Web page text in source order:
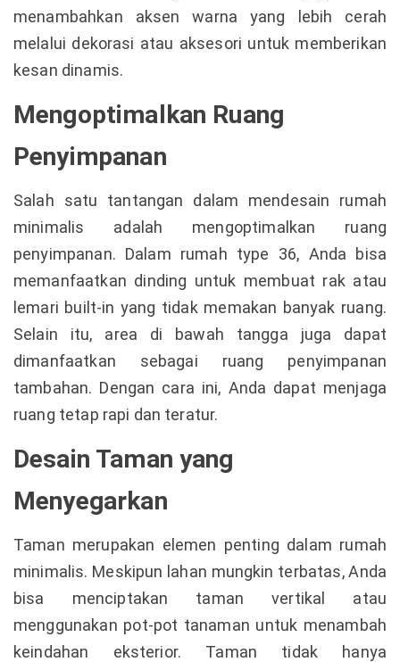
menambahkan aksen warna yang lebih cerah
melalui dekorasi atau aksesori untuk memberikan
kesan dinamis.
Mengoptimalkan Ruang
Penyimpanan
Salah satu tantangan dalam mendesain rumah
minimalis adalah mengoptimalkan ruang
penyimpanan. Dalam rumah type 36, Anda bisa
memanfaatkan dinding untuk membuat rak atau
lemari built-in yang tidak memakan banyak ruang.
Selain itu, area di bawah tangga juga dapat
dimanfaatkan sebagai ruang penyimpanan
tambahan. Dengan cara ini, Anda dapat menjaga
ruang tetap rapi dan teratur.
Desain Taman yang
Menyegarkan
Taman merupakan elemen penting dalam rumah
minimalis. Meskipun lahan mungkin terbatas, Anda
bisa menciptakan taman vertikal atau
menggunakan pot-pot tanaman untuk menambah
keindahan eksterior. Taman tidak hanya